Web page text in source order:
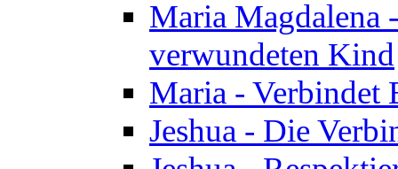
Maria Magdalena
verwundeten Kind
Maria - Verbindet
Jeshua - Die